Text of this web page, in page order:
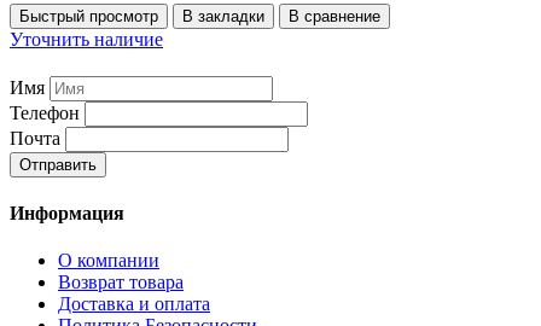
Быстрый просмотр В закладки В сравнение
Уточнить наличие
Имя
Телефон
Почта
Отправить
Информация
О компании
Возврат товара
Доставка и оплата